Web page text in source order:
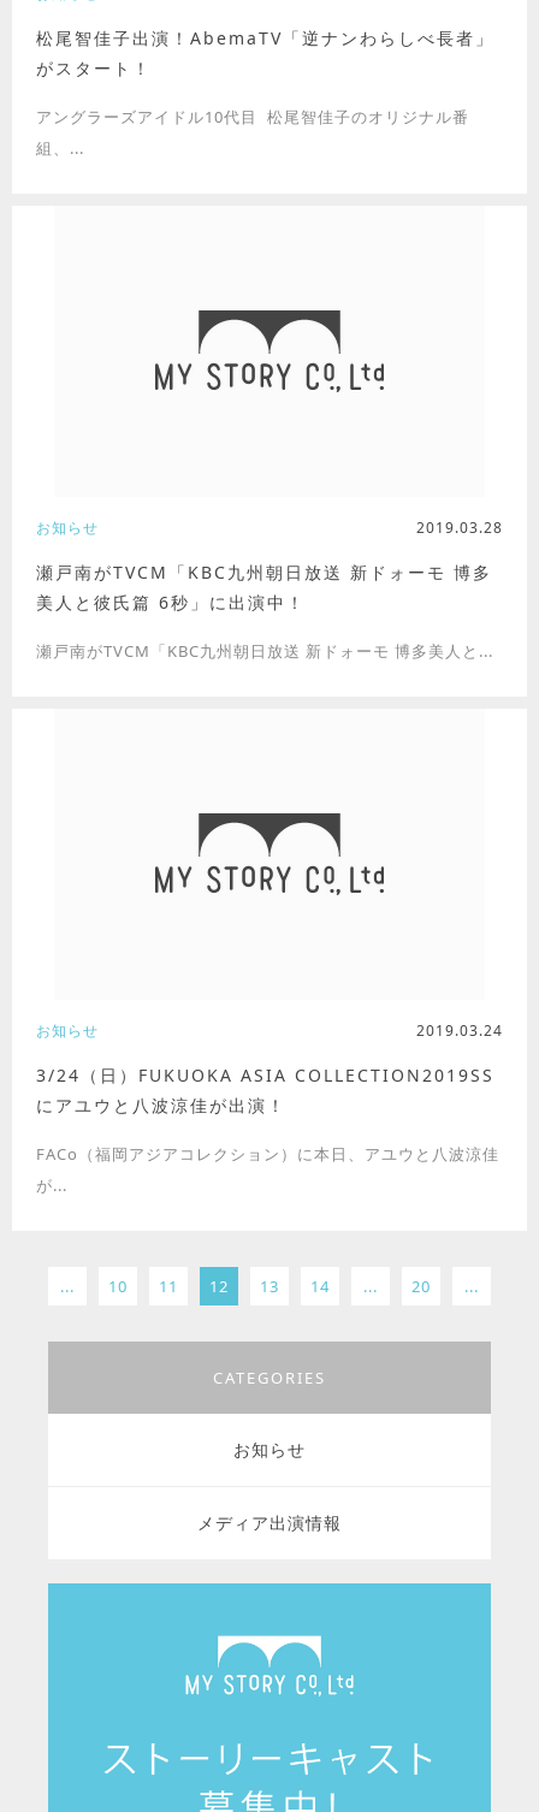
松尾智佳子出演！AbemaTV「逆ナンわらしべ長者」
がスタート！
アングラーズアイドル10代目 松尾智佳子のオリジナル番
組、...
瀬戸南がTVCM「KBC九州朝日放送 新ドォーモ 博多
美人と彼氏篇 6秒」に出演中！
お知らせ 2019.03.28
瀬戸南がTVCM「KBC九州朝日放送 新ドォーモ 博多美人と...
3/24（日）FUKUOKA ASIA COLLECTION2019SS
にアユウと八波涼佳が出演！
お知らせ 2019.03.24
FACo（福岡アジアコレクション）に本日、アユウと八波涼佳
が...
... 10 11 12 13 14 ... 20 ...
CATEGORIES
お知らせ
メディア出演情報